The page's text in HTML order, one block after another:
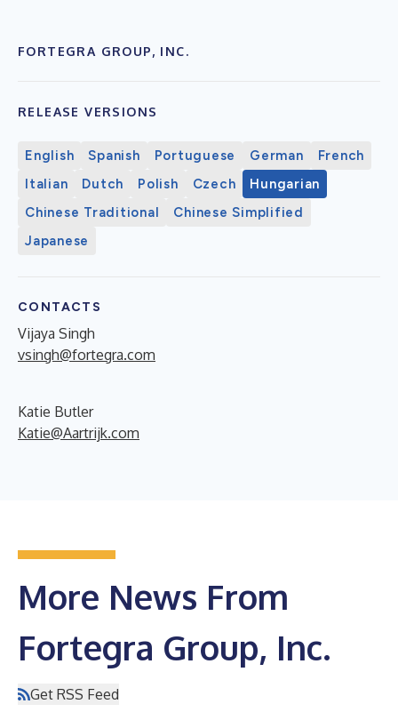
FORTEGRA GROUP, INC.
RELEASE VERSIONS
English Spanish Portuguese German
French
Italian
Dutch Polish Czech
Hungarian
Chinese Traditional
Chinese Simplified
Japanese
CONTACTS
Vijaya Singh
vsingh@fortegra.com
Katie Butler
Katie@Aartrijk.com
More News From
Fortegra Group, Inc.
Get RSS Feed